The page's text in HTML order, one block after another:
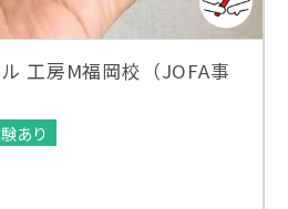
工房M福岡校（JOFA事
あり